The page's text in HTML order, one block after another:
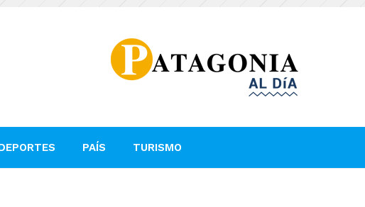
PAÍS TURISMO